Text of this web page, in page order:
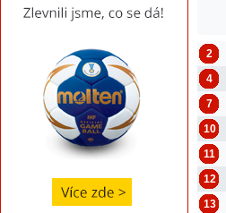
2
4
7
10
11
12
13